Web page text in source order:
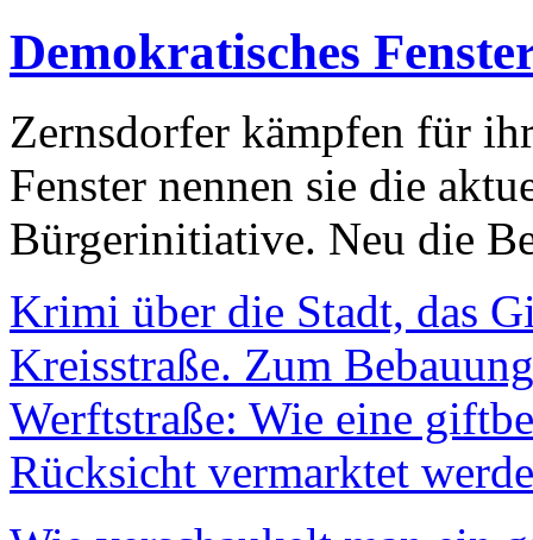
Demokratisches
Zernsdorfer kämpfen für
Fenster nennen sie die
Bürgerinitiative. Neu die
Krimi über die Stadt, das
Kreisstraße. Zum
Werftstraße: Wie eine
Rücksicht vermarktet